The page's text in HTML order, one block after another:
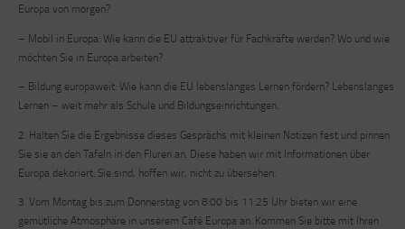
Europa von morgen?
– Mobil in Europa: Wie kann die EU attraktiver für Fachkräfte werden? Wo und wie
möchten Sie in Europa arbeiten?
– Bildung europaweit: Wie kann die EU lebenslanges Lernen fördern? Lebenslanges
Lernen – weit mehr als Schule und Bildungseinrichtungen.
2. Halten Sie die Ergebnisse dieses Gesprächs mit kleinen Notizen fest und pinnen
Sie sie an den Tafeln in den Fluren an. Diese haben wir mit Informationen über
Europa dekoriert. Sie sind, hoffen wir, nicht zu übersehen.
3. Vom Montag bis zum Donnerstag von 8:00 bis 11:25 Uhr bieten wir eine
gemütliche Atmosphäre in unserem Café Europa an. Kommen Sie bitte mit Ihren